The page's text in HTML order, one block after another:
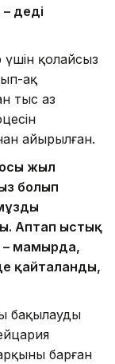
деді
қолайсыз
ақ
тыс аз
айырылған.
осы жыл
болып
Аптап ыстық
– мамырда,
қайталанды,
бақылауды
барған